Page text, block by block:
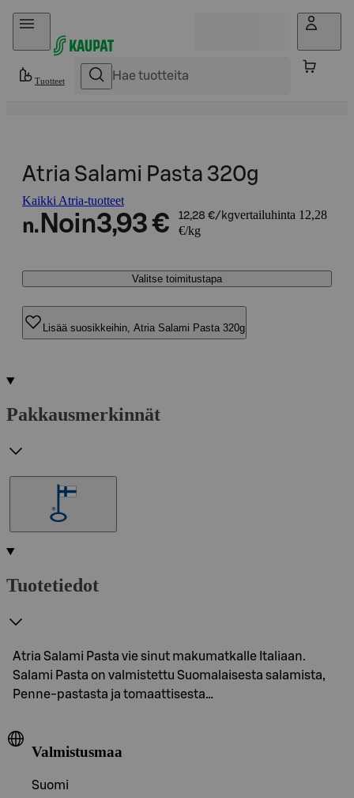
Hyppää sisältöön
Tuotteet
Atria Salami Pasta 320g
Kaikki Atria-tuotteet
n. Noin3,93 € 12,28 €/kgvertailuhinta 12,28
€/kg
Valitse toimitustapa
Lisää suosikkeihin, Atria Salami Pasta 320g
Pakkausmerkinnät
Tuotetiedot
Atria Salami Pasta vie sinut makumatkalle Italiaan.
Salami Pasta on valmistettu Suomalaisesta salamista,
Penne-pastasta ja tomaattisesta…
Valmistusmaa
Suomi